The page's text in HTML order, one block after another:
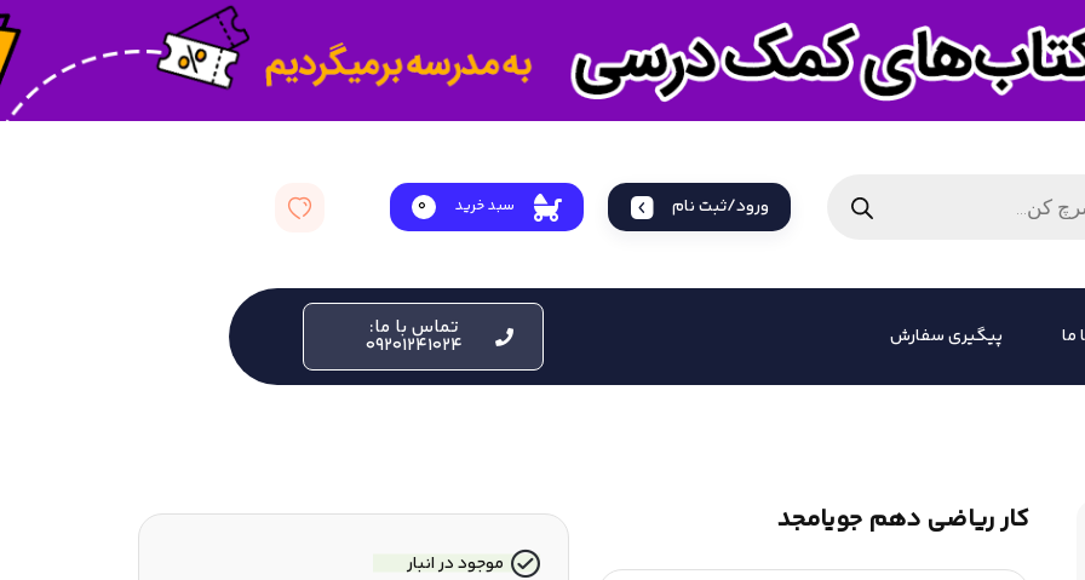
ورود/ثبت نام سبد خرید 0
ما پیگیری سفارش تماس با ما:
09201241024
کار ریاضی دهم جویامجد
موجود در انبار